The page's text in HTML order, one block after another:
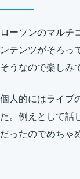
ローソンのマルチ
ンテンツがそろっ
そうなので楽しみ
個人的にはライブ
た。例えとして話
だったのでめちゃ